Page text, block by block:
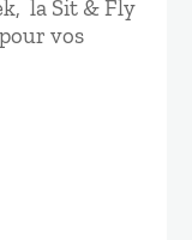
la Sit & Fly
vos